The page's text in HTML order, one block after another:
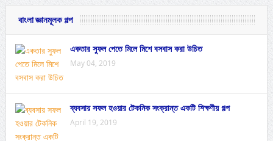
বাংলা জ্ঞানমূলক গল্প
একতার সুফল পেতে মিলে মিশে বসবাস করা উচিত
May 04, 2019
ব্যবসায় সফল হওয়ার টেকনিক সংক্রান্ত একটি শিক্ষণীয় গল্প
April 19, 2019